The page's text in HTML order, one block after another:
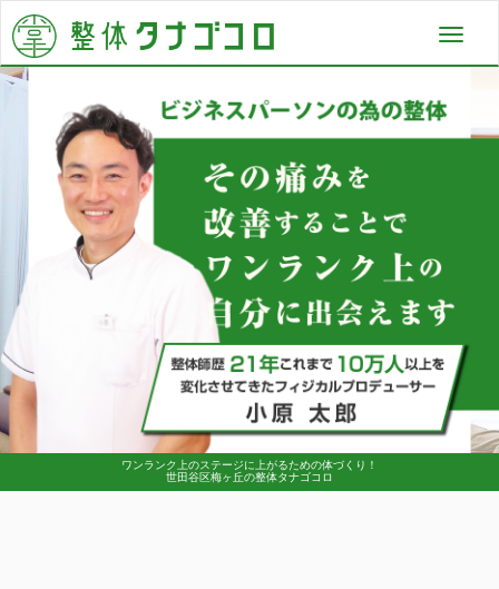
ワンランク上のステージに上がるための体づくり！
世田谷区梅ヶ丘の整体タナゴコロ